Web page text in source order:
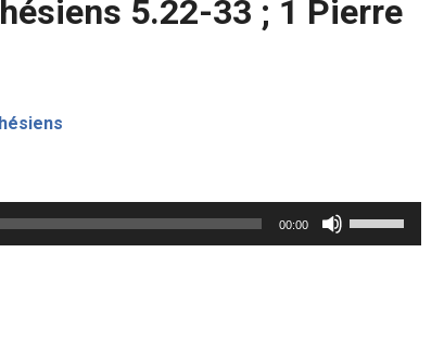
5.22-33 ; 1 Pierre
00:00
Utilisez
les